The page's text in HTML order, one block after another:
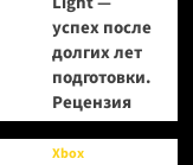
успех после
долгих лет
подготовки.
Рецензия
Xbox